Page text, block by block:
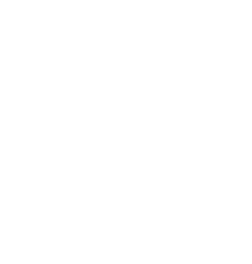
erhielt Anfang
Vermächtnis
in einem eigenen
- Nachlass M. Nagel“
2.500,00 EUR für
entnommen werden, so
EUR verblieben.
sich zum 31.12.2016